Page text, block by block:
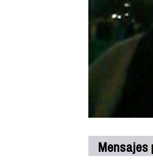
Mensajes